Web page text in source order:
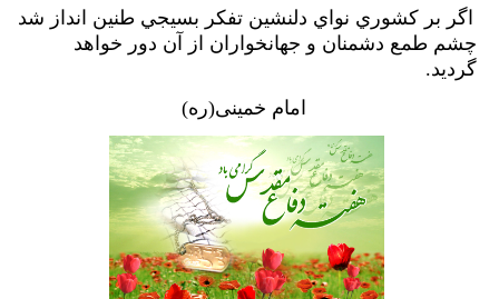
اگر بر كشوري نواي دلنشين تفكر بسيجي طنين انداز شد
چشم طمع دشمنان و جهانخواران از آن دور خواهد
گرديد.
امام خمینی(ره)